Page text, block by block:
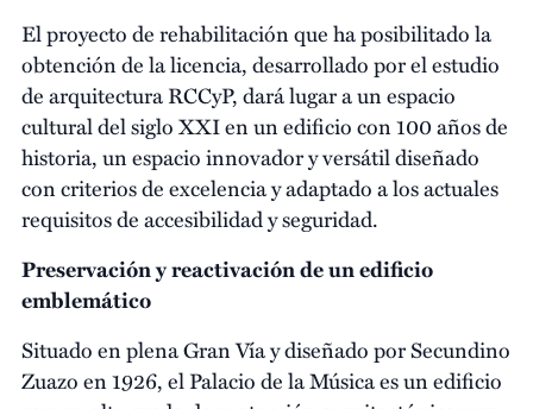
El proyecto de rehabilitación que ha posibilitado la
obtención de la licencia, desarrollado por el estudio
de arquitectura RCCyP, dará lugar a un espacio
cultural del siglo XXI en un edificio con 100 años de
historia, un espacio innovador y versátil diseñado
con criterios de excelencia y adaptado a los actuales
requisitos de accesibilidad y seguridad.
Preservación y reactivación de un edificio
emblemático
Situado en plena Gran Vía y diseñado por Secundino
Zuazo en 1926, el Palacio de la Música es un edificio